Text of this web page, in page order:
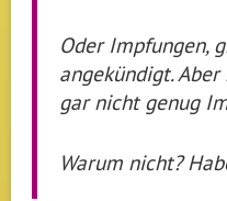
Oder Impfungen,
angekündigt.
gar nicht genug
Warum nicht?